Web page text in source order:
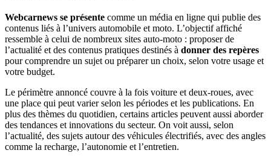
Webcarnews se présente comme un média en ligne qui publie des
contenus liés à l’univers automobile et moto. L’objectif affiché
ressemble à celui de nombreux sites auto-moto : proposer de
l’actualité et des contenus pratiques destinés à donner des repères
pour comprendre un sujet ou préparer un choix, selon votre usage et
votre budget.
Le périmètre annoncé couvre à la fois voiture et deux-roues, avec
une place qui peut varier selon les périodes et les publications. En
plus des thèmes du quotidien, certains articles peuvent aussi aborder
des tendances et innovations du secteur. On voit aussi, selon
l’actualité, des sujets autour des véhicules électrifiés, avec des angles
comme la recharge, l’autonomie et l’entretien.